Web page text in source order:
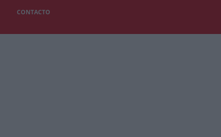
CONTACTO